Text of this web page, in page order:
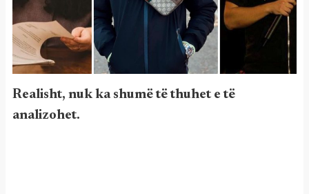
Realisht, nuk ka shumë të thuhet e të
analizohet.